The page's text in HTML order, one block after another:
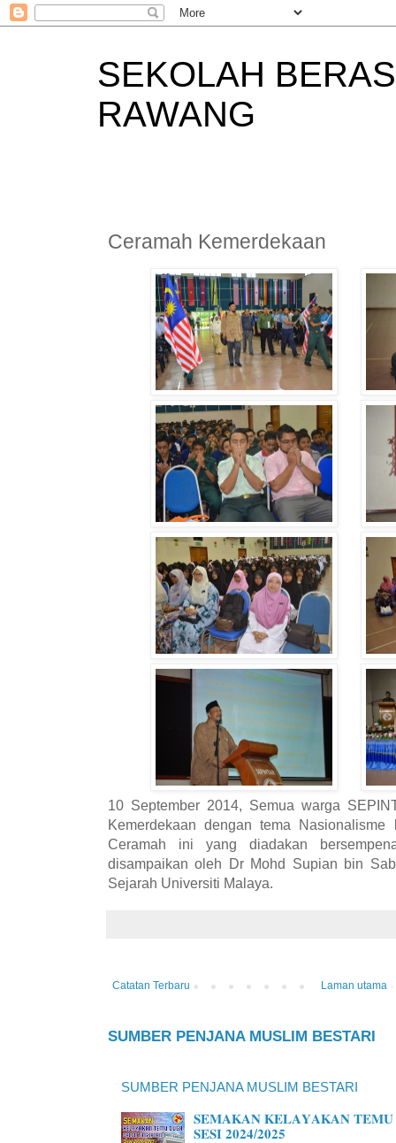
SEKOLAH
RAWANG
Ceramah Kemerdekaan
10 September 2014, Semua warga
Kemerdekaan dengan tema
Ceramah ini yang diadakan
disampaikan oleh Dr Mohd Supian bin
Sejarah Universiti Malaya.
Catatan Terbaru Laman utama
SUMBER PENJANA MUSLIM BESTARI
SUMBER PENJANA MUSLIM BESTARI
𝐒𝐄𝐌𝐀𝐊𝐀𝐍 𝐊𝐄𝐋𝐀𝐘𝐀𝐊𝐀𝐍 𝐓𝐄𝐌𝐔
𝐒𝐄𝐒𝐈 𝟐𝟎𝟐𝟒/𝟐𝟎𝟐𝟓